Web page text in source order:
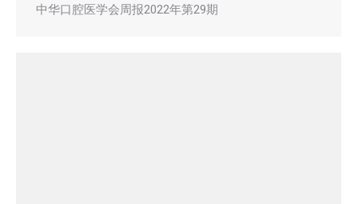
中华口腔医学会周报2022年第29期